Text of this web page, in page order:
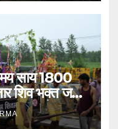
साय 1800
शिव भक्त जल
कर चुके